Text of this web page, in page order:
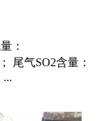
：
尾气SO2含量：
...